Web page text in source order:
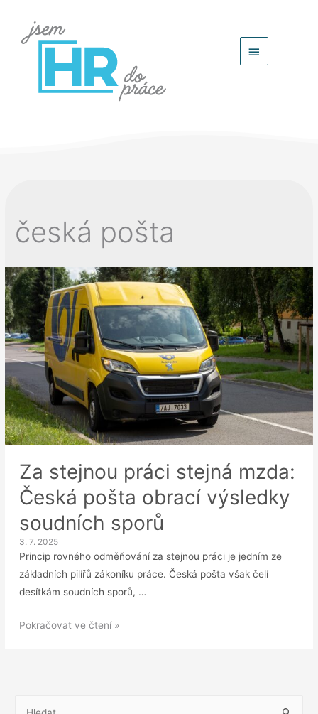
Hlavní
česká pošta
Za stejnou práci stejná mzda:
Česká pošta obrací výsledky
soudních sporů
3. 7. 2025
Princip rovného odměňování za stejnou práci je jedním ze
základních pilířů zákoníku práce. Česká pošta však čelí
desítkám soudních sporů, …
Za
Pokračovat ve čtení »